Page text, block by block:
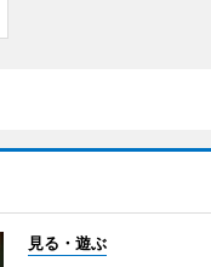
見る・遊ぶ